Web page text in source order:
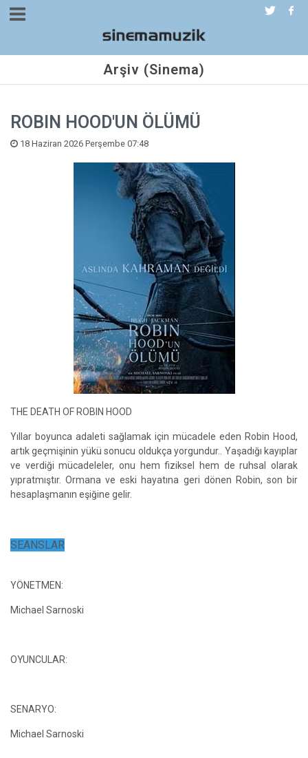
Arşiv (Sinema)
ROBIN HOOD'UN ÖLÜMÜ
18 Haziran 2026 Perşembe 07:48
THE DEATH OF ROBIN HOOD
Yıllar boyunca adaleti sağlamak için mücadele eden Robin Hood,
artık geçmişinin yükü sonucu oldukça yorgundur.. Yaşadığı kayıplar
ve verdiği mücadeleler, onu hem fiziksel hem de ruhsal olarak
yıpratmıştır. Ormana ve eski hayatına geri dönen Robin, son bir
hesaplaşmanın eşiğine gelir.
SEANSLAR
YÖNETMEN:
Michael Sarnoski
OYUNCULAR:
SENARYO:
Michael Sarnoski